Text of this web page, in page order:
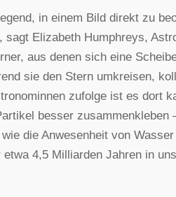
in einem Bild direkt zu
sagt Elizabeth Humphreys,
aus denen sich eine
sie den Stern umkreisen,
zufolge ist es dort
besser zusammenkleben
die Anwesenheit von
4,5 Milliarden Jahren in